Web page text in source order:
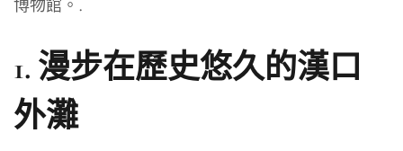
博物館。.
1. 漫步在歷史悠久的漢口
外灘